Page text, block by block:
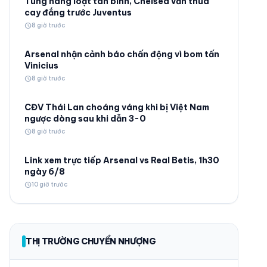
cay đắng trước Juventus
schedule8 giờ trước
Arsenal nhận cảnh báo chấn động vì bom tấn
Vinicius
schedule8 giờ trước
CĐV Thái Lan choáng váng khi bị Việt Nam
ngược dòng sau khi dẫn 3-0
schedule8 giờ trước
Link xem trực tiếp Arsenal vs Real Betis, 1h30
ngày 6/8
schedule10 giờ trước
THỊ TRƯỜNG CHUYỂN NHƯỢNG